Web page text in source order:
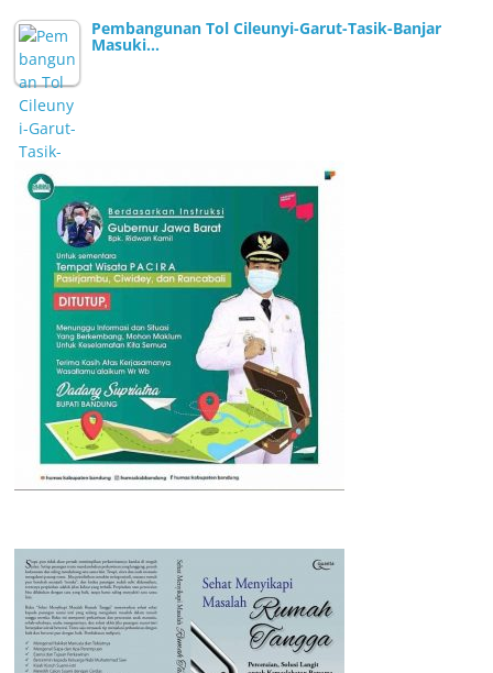
Pembangunan Tol Cileunyi-Garut-Tasik-Banjar
Masuki…